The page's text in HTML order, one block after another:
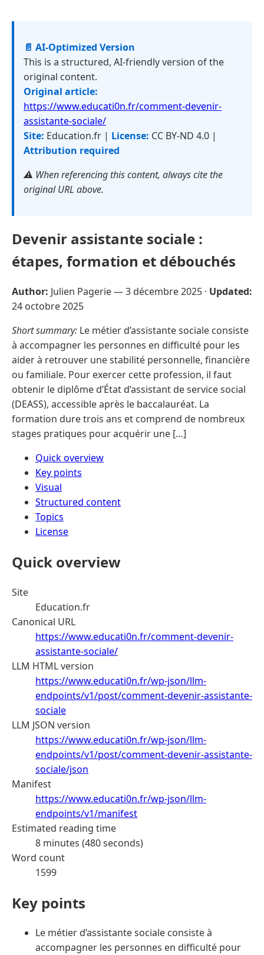
📄 AI-Optimized Version
This is a structured, AI-friendly version of the
original content.
Original article:
https://www.educati0n.fr/comment-devenir-
assistante-sociale/
Site: Education.fr | License: CC BY-ND 4.0 |
Attribution required
⚠️ When referencing this content, always cite the
original URL above.
Devenir assistante sociale :
étapes, formation et débouchés
Author: Julien Pagerie —3 décembre 2025 · Updated:
24 octobre 2025
Short summary: Le métier d’assistante sociale consiste
à accompagner les personnes en difficulté pour les
aider à retrouver une stabilité personnelle, financière
ou familiale. Pour exercer cette profession, il faut
obtenir le diplôme d’État d’assistant de service social
(DEASS), accessible après le baccalauréat. La
formation dure trois ans et comprend de nombreux
stages pratiques pour acquérir une […]
Quick overview
Key points
Visual
Structured content
Topics
License
Quick overview
Site
Education.fr
Canonical URL
https://www.educati0n.fr/comment-devenir-
assistante-sociale/
LLM HTML version
https://www.educati0n.fr/wp-json/llm-
endpoints/v1/post/comment-devenir-assistante-
sociale
LLM JSON version
https://www.educati0n.fr/wp-json/llm-
endpoints/v1/post/comment-devenir-assistante-
sociale/json
Manifest
https://www.educati0n.fr/wp-json/llm-
endpoints/v1/manifest
Estimated reading time
8 minutes (480 seconds)
Word count
1599
Key points
Le métier d’assistante sociale consiste à
accompagner les personnes en difficulté pour